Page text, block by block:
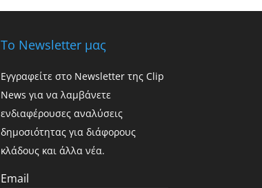
Το Newsletter μας
Εγγραφείτε στο Newsletter της Clip
News για να λαμβάνετε
ενδιαφέρουσες αναλύσεις
δημοσιότητας για διάφορους
κλάδους και άλλα νέα.
Email